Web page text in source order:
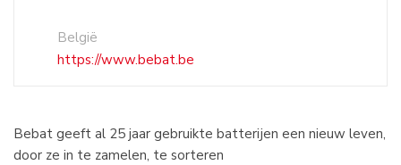
België
https://www.bebat.be
Bebat geeft al 25 jaar gebruikte batterijen een nieuw leven,
door ze in te zamelen, te sorteren